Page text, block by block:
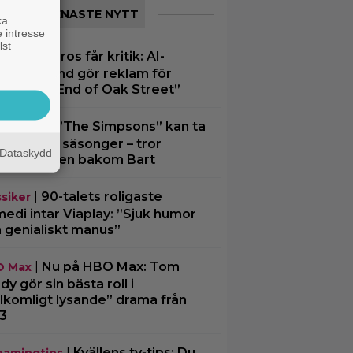
SENASTE NYTT
Warner Bros får kritik: AI-
hund gör reklam för
”The End of Oak Street”
”The Simpsons” kan ta
efter 40 säsonger – tror
bakom Bart
| 90-talets roligaste
intar Viaplay: ”Sjuk humor
genialiskt manus”
Max| Nu på HBO Max: Tom
gör sin bästa roll i
lysande” drama från
intresse
Dataskydd